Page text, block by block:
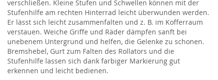
verschließen. Kleine Stufen und Schwellen können mit der
Stufenhilfe am rechten Hinterrad leicht überwunden werden.
Er lässt sich leicht zusammenfalten und z. B. im Kofferraum
verstauen. Weiche Griffe und Räder dämpfen sanft bei
unebenem Untergrund und helfen, die Gelenke zu schonen.
Bremshebel, Gurt zum Falten des Rollators und die
Stufenhilfe lassen sich dank farbiger Markierung gut
erkennen und leicht bedienen.